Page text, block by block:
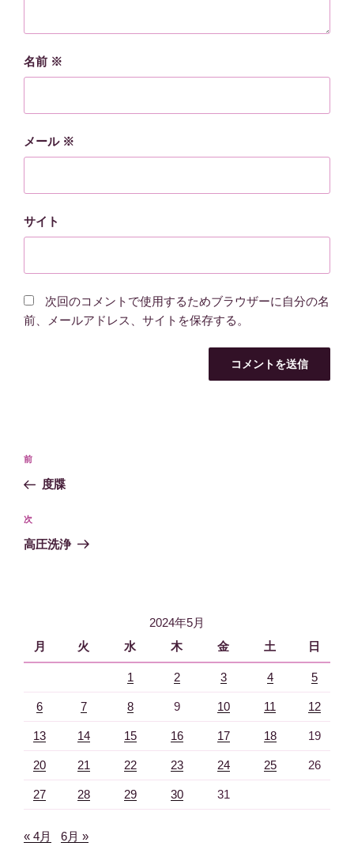
名前 ※
メール ※
サイト
次回のコメントで使用するためブラウザーに自分の名
前、メールアドレス、サイトを保存する。
投
ナ
ビ
ゲ
過
去
投
稿
前
度牒
次
の
次
高圧洗浄
2024年5月
月
火 水 木 金 土 日
1 2 3 4 5
6 7 8 9 10 11 12
13 14 15 16 17 18 19
20 21 22 23 24 25 26
27 28 29 30 31
« 4月 6月 »